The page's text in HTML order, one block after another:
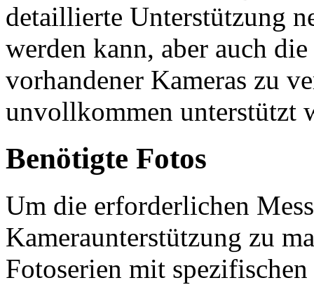
detaillierte Unterstützung
werden kann, aber auch
vorhandener Kameras zu
unvollkommen unterstützt
Benötigte Fotos
Um die erforderlichen
Kameraunterstützung zu
Fotoserien mit